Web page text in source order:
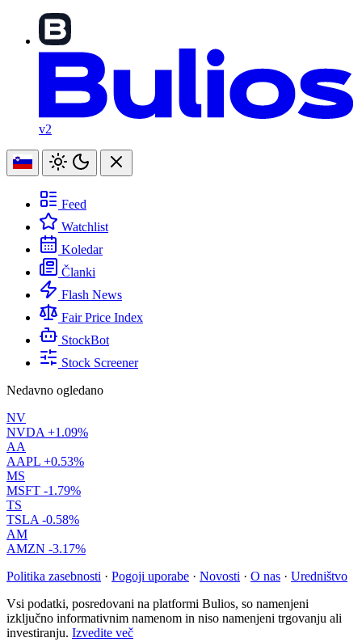
v2
Feed
Watchlist
Koledar
Članki
Flash News
Fair Price Index
StockBot
Stock Screener
Nedavno ogledano
NV
NVDA +1.09%
AA
AAPL +0.53%
MS
MSFT -1.79%
TS
TSLA -0.58%
AM
AMZN -3.17%
Politika zasebnosti · Pogoji uporabe · Novosti · O nas · Uredništvo
Vsi podatki, posredovani na platformi Bulios, so namenjeni
izključno informativnim namenom in niso namenjeni trgovanju ali
investiranju. Izvedite več